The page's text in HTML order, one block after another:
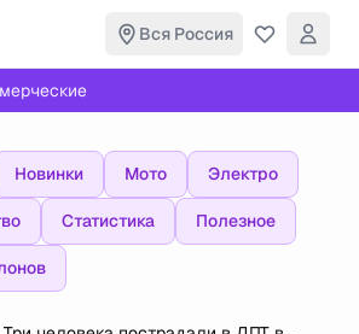
Вся Россия
Новинки Мото Электро
Статистика Полезное